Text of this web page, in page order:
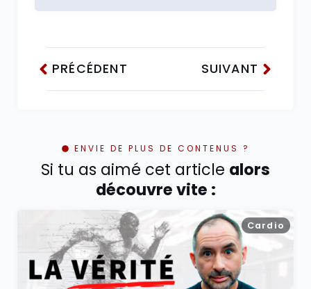
PRÉCÉDENT SUIVANT
ENVIE DE PLUS DE CONTENUS ?
Si tu as aimé cet article alors
découvre vite :
Cardio